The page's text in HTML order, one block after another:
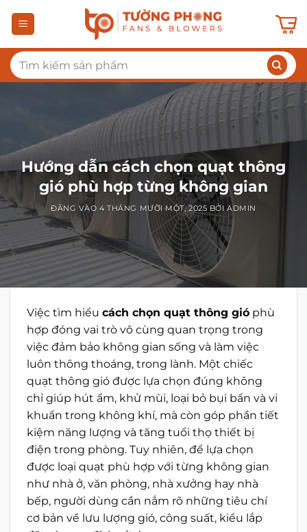
qua
dung
Tìm
kiếm:
Hướng dẫn cách chọn quạt thông
gió phù hợp từng không gian
ĐĂNG VÀO4 THÁNG MƯỜI MỘT, 2025 BỞIADMIN
Việc tìm hiểu cách chọn quạt thông gió phù
hợp đóng vai trò vô cùng quan trọng trong
việc đảm bảo không gian sống và làm việc
luôn thông thoáng, trong lành. Một chiếc
quạt thông gió được lựa chọn đúng không
chỉ giúp hút ẩm, khử mùi, loại bỏ bụi bẩn và vi
khuẩn trong không khí, mà còn góp phần tiết
kiệm năng lượng và tăng tuổi thọ thiết bị
điện trong phòng. Tuy nhiên, để lựa chọn
được loại quạt phù hợp với từng không gian
như nhà ở, văn phòng, nhà xưởng hay nhà
bếp, người dùng cần nắm rõ những tiêu chí
cơ bản về lưu lượng gió, công suất, kiểu lắp